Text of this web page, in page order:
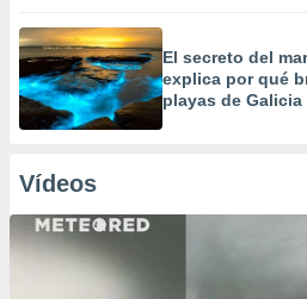
El secreto del
explica por qué
playas de Galicia
Vídeos